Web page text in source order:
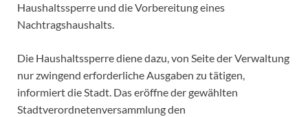
Haushaltssperre und die Vorbereitung eines
Nachtragshaushalts.
Die Haushaltssperre diene dazu, von Seite der Verwaltung
nur zwingend erforderliche Ausgaben zu tätigen,
informiert die Stadt. Das eröffne der gewählten
Stadtverordnetenversammlung den